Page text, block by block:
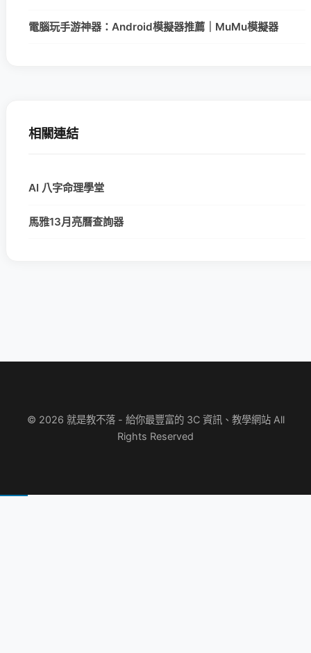
電腦玩手游神器：Android模擬器推薦｜MuMu模擬器
相關連結
AI 八字命理學堂
馬雅13月亮曆查詢器
© 2026 就是教不落 - 給你最豐富的 3C 資訊、教學網站 All
Rights Reserved